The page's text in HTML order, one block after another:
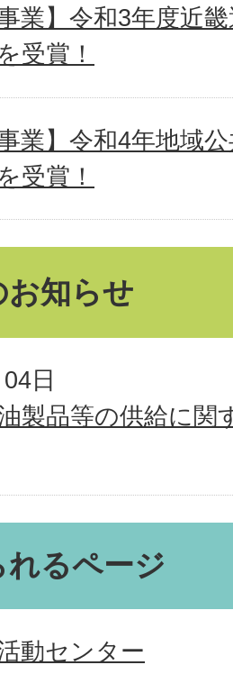
業】令和3年度近
受賞！
業】令和4年地域
受賞！
知らせ
日
製品等の供給に関
れるページ
動センター